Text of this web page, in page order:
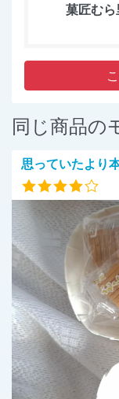
菓匠む
同じ商品の
思っていたより